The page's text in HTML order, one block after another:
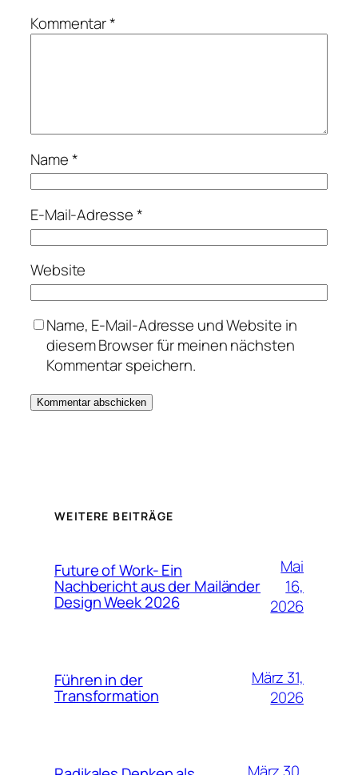
Kommentar*
Name*
E-Mail-Adresse*
Website
Name, E-Mail-Adresse und Website in
diesem Browser für meinen nächsten
Kommentar speichern.
WEITERE BEITRÄGE
Future of Work- Ein
Nachbericht aus der Mailänder
Design Week 2026
Mai
16,
2026
Führen in der
Transformation
März 31,
2026